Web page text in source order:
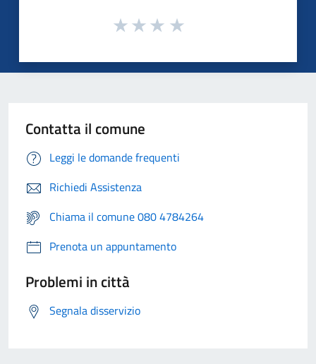
Contatta il comune
Leggi le domande frequenti
Richiedi Assistenza
Chiama il comune 080 4784264
Prenota un appuntamento
Problemi in città
Segnala disservizio